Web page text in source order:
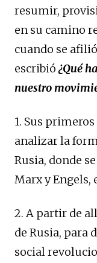
resumir,
en su camino
cuando se
escribió¿Qué
nuestro
1. Sus
analizar la
Rusia, donde
Marx y Engels,
2. A partir de
de Rusia, para
social